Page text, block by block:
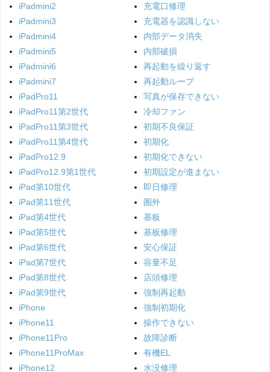
iPadmini2
iPadmini3
iPadmini4
iPadmini5
iPadmini6
iPadmini7
iPadPro11
iPadPro11第2世代
iPadPro11第3世代
iPadPro11第4世代
iPadPro12.9
iPadPro12.9第1世代
iPad第10世代
iPad第11世代
iPad第4世代
iPad第5世代
iPad第6世代
iPad第7世代
iPad第8世代
iPad第9世代
iPhone
iPhone11
iPhone11Pro
iPhone11ProMax
iPhone12
充電口修理
充電器を認識しない
内部データ消失
内部破損
再起動を繰り返す
再起動ループ
写真が保存できない
冷却ファン
初期不良保証
初期化
初期化できない
初期設定が進まない
即日修理
圏外
基板
基板修理
安心保証
容量不足
店頭修理
強制再起動
強制初期化
操作できない
故障診断
有機EL
水没修理